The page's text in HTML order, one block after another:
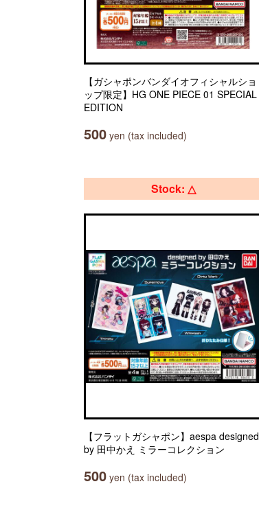
【ガシャポンバンダイオフィシャルショ
ップ限定】HG ONE PIECE 01 SPECIAL
EDITION
500 yen (tax included)
Stock: △
【フラットガシャポン】aespa designed
by 田中かえ ミラーコレクション
500 yen (tax included)